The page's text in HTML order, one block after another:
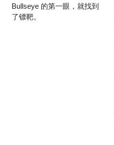
Bullseye 的第一眼，就找到
了镖靶。